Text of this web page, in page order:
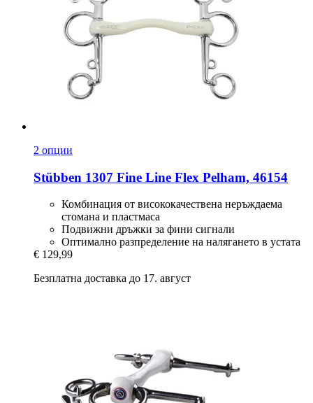
2 опции
Stübben 1307 Fine Line Flex Pelham, 46154
Комбинация от висококачествена неръждаема
стомана и пластмаса
Подвижни дръжки за фини сигнали
Оптимално разпределение на налягането в устата
€ 129,99
Безплатна доставка до 17. август